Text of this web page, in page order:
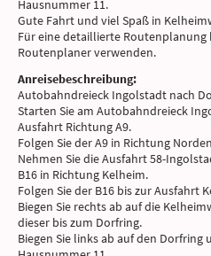
Hausnummer 11.
Gute Fahrt und viel Spaß in
Für eine detaillierte Routenplanung
Routenplaner verwenden.
Anreisebeschreibung:
Autobahndreieck Ingolstadt nach
Starten Sie am Autobahndreieck
Ausfahrt Richtung A9.
Folgen Sie der A9 in Richtung
Nehmen Sie die Ausfahrt 58-
B16 in Richtung Kelheim.
Folgen Sie der B16 bis zur Ausfahrt
Biegen Sie rechts ab auf die
dieser bis zum Dorfring.
Biegen Sie links ab auf den Dorfring